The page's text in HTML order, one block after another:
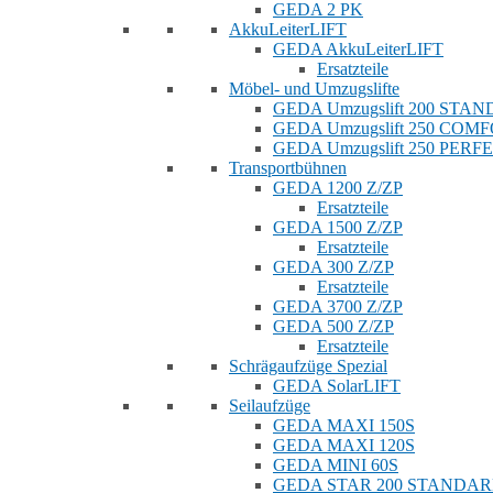
GEDA 2 PK
AkkuLeiterLIFT
GEDA AkkuLeiterLIFT
Ersatzteile
Möbel- und Umzugslifte
GEDA Umzugslift 200
GEDA Umzugslift 250
GEDA Umzugslift 250
Transportbühnen
GEDA 1200 Z/ZP
Ersatzteile
GEDA 1500 Z/ZP
Ersatzteile
GEDA 300 Z/ZP
Ersatzteile
GEDA 3700 Z/ZP
GEDA 500 Z/ZP
Ersatzteile
Schrägaufzüge Spezial
GEDA SolarLIFT
Seilaufzüge
GEDA MAXI 150S
GEDA MAXI 120S
GEDA MINI 60S
GEDA STAR 200